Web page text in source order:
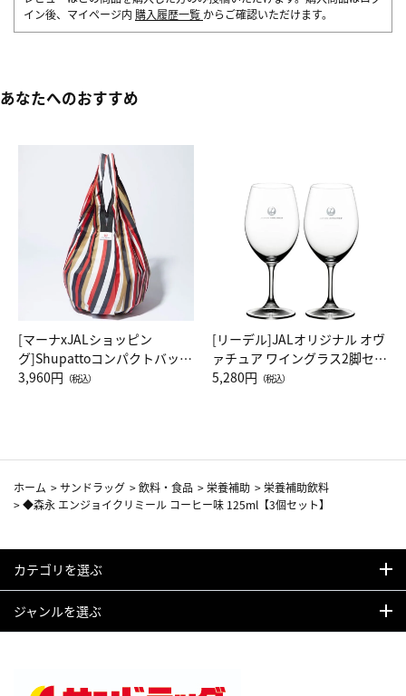
イン後、マイページ内 購入履歴一覧 からご確認いただけます。
あなたへのおすすめ
[マーナxJALショッピン
グ]Shupattoコンパクトバッグ
Drop JAL客室乗務員（LC）ス
3,960円 （税込）
[リーデル]JALオリジナル オヴ
ァチュア ワイングラス2脚セッ
ト（レッドワイン）
5,280円 （税込）
ホーム >サンドラッグ >飲料・食品 > 栄養補助 > 栄養補助飲料
>◆森永 エンジョイクリミール コーヒー味 125ml【3個セット】
カテゴリを選ぶ
ジャンルを選ぶ